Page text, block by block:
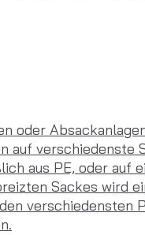
oder
verschiedenste
aus PE, oder auf
Sackes wird
verschiedensten